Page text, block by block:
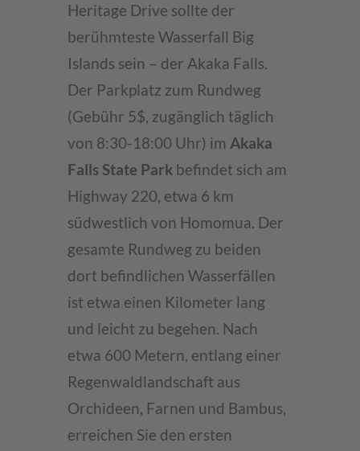
Heritage Drive sollte der
berühmteste Wasserfall Big
Islands sein – der Akaka Falls.
Der Parkplatz zum Rundweg
(Gebühr 5$, zugänglich täglich
von 8:30-18:00 Uhr) im Akaka
Falls State Park befindet sich am
Highway 220, etwa 6 km
südwestlich von Homomua. Der
gesamte Rundweg zu beiden
dort befindlichen Wasserfällen
ist etwa einen Kilometer lang
und leicht zu begehen. Nach
etwa 600 Metern, entlang einer
Regenwaldlandschaft aus
Orchideen, Farnen und Bambus,
erreichen Sie den ersten